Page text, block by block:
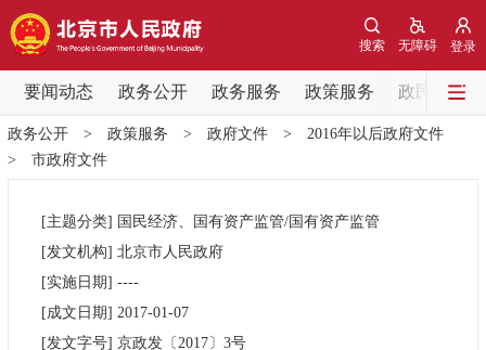
登录
无障碍
搜索
要闻动态 政务公开 政务服务 政策服务 政民互动
要闻动态
党中央精神 国务院信息 中央部委动态
各区热点
政务公开> 政策服务 > 政府文件> 2016年以后政府文件
> 市政府文件
[主题分类] 国民经济、国有资产监管/国有资产监管
[发文机构] 北京市人民政府
[实施日期] ----
[成文日期] 2017-01-07
[发文字号] ​京政发〔2017〕 3号